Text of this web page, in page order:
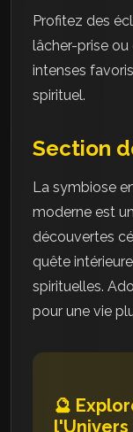
Profitez des
lâcher-prise
intenses
spirituel.
Section
La symbiose
moderne est
découvertes
quête
spirituelles.
pour une vie
🔮
l'Univers